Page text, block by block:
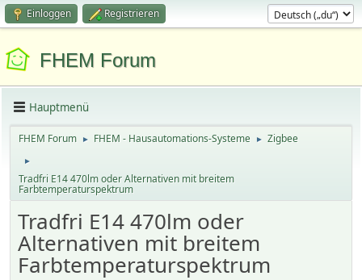
Einloggen Registrieren
FHEM Forum
Hauptmenü
FHEM Forum ► FHEM - Hausautomations-Systeme ► Zigbee
►
Tradfri E14 470lm oder Alternativen mit breitem
Farbtemperaturspektrum
Tradfri E14 470lm oder
Alternativen mit breitem
Farbtemperaturspektrum